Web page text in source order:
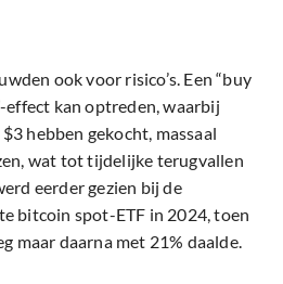
ook voor risico’s. Een “buy
effect kan optreden, waarbij
hebben gekocht, massaal
wat tot tijdelijke terugvallen
eerder gezien bij de
bitcoin spot-ETF in 2024, toen
maar daarna met 21% daalde.